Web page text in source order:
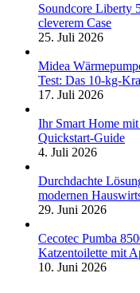
Soundcore Liberty
cleverem Case
25. Juli 2026
Midea
Test: Das 10-kg-
17. Juli 2026
Ihr Smart Home
Quickstart-Guide
4. Juli 2026
Durchdachte
modernen
29. Juni 2026
Cecotec Pumba
Katzentoilette mit
10. Juni 2026